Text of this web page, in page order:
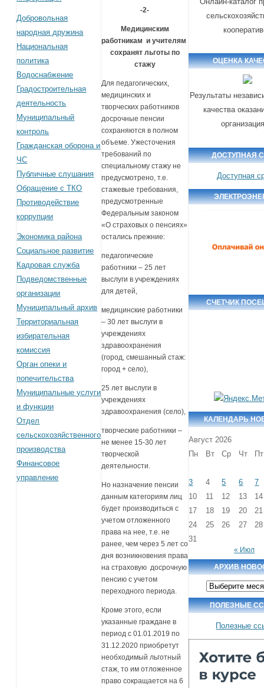
Добровольная
народная дружина
Национальная
политика
Водоснабжение
Градостроительная
деятельность
Муниципальный
контроль
Гражданская оборона и
ЧС
Публичные слушания
Обращение с ТКО
Противодействие
коррупции
Экономика района
Социальное развитие
Кадровая служба
Подведомственные
организации
Муниципальный архив
Территориальная
избирательная
комиссия
Орган опеки и
попечительства
Муниципальные услуги
и функции
Отдел
сельскохозяйственного
производства
Финансовое
управление
-2-
Медицинским
работникам и учителям
сохранят льготы по
стажу
Для педагогических,
медицинских и
творческих работников
досрочные пенсии
сохраняются в полном
объеме. Ужесточения
требований по
специальному стажу не
предусмотрено, т.е.
стажевые требования,
предусмотренные
Федеральным законом
«О страховых о пенсиях»
остались прежние:
педагогические
работники – 25 лет
выслуги в учреждениях
для детей,
медицинские работники
– 30 лет выслуги в
учреждениях
здравоохранения
(город, смешанный стаж:
город + село),
25 лет выслуги в
учреждениях
здравоохранения (село),
творческие работники –
не менее 15-30 лет
творческой
деятельности.
Но назначение пенсии
данным категориям лиц
будет производиться с
учетом отложенного
права на нее, т.е. не
ранее, чем через 5 лет со
дня возникновения права
на страховую досрочную
пенсию с учетом
переходного периода.
Кроме этого, если
указанные граждане в
период с 01.01.2019 по
31.12.2020 приобретут
необходимый льготный
стаж, то им отложенное
право сокращается на 6
ОЦЕНКА
Результаты
качества
ДОСТУПНАЯ
Доступная
СЧЕТЧИК
КАЛЕНДАРЬ
Август 2026
Пн
Вт Ср Чт Пт
3 4 5 6
7
10
11 12 13
14
17
18 19 20
21
24
25 26 27
28
31
« Июл
АРХИВ
Архив
новостей
ПОЛЕЗНЫЕ
Полезные